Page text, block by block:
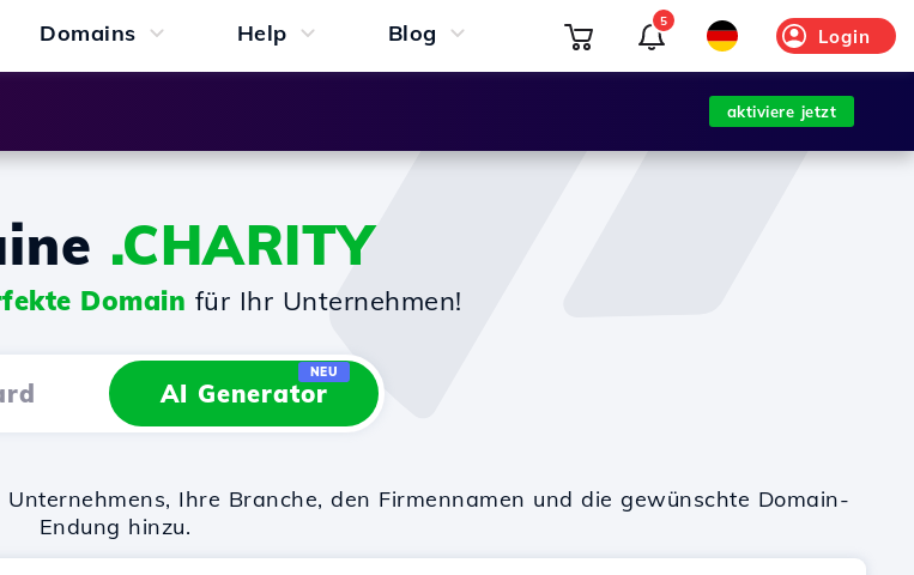
Domains Help Blog Login
5
aktiviere jetzt
.CHARITY
Domain für Ihr Unternehmen!
AI Generator
NEU
Ihre Branche, den Firmennamen und die gewünschte Domain-
Endung hinzu.